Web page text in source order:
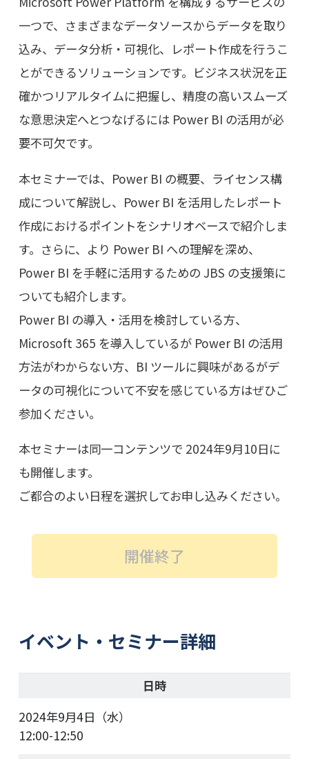
一つで、さまざまなデータソースからデータを取り
込み、データ分析・可視化、レポート作成を行うこ
とができるソリューションです。ビジネス状況を正
確かつリアルタイムに把握し、精度の高いスムーズ
な意思決定へとつなげるには Power BI の活用が必
要不可欠です。
本セミナーでは、Power BI の概要、ライセンス構
成について解説し、Power BI を活用したレポート
作成におけるポイントをシナリオベースで紹介しま
す。さらに、より Power BI への理解を深め、
Power BI を手軽に活用するための JBS の支援策に
ついても紹介します。
Power BI の導入・活用を検討している方、
Microsoft 365 を導入しているが Power BI の活用
方法がわからない方、BI ツールに興味があるがデ
ータの可視化について不安を感じている方はぜひご
参加ください。
本セミナーは同一コンテンツで 2024年9月10日に
も開催します。
ご都合のよい日程を選択してお申し込みください。
開催終了
イベント・セミナー詳細
日時
2024年9月4日（水）
12:00-12:50